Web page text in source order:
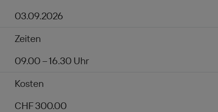
03.09.2026
Zeiten
09.00 – 16.30 Uhr
Kosten
CHF 300.00